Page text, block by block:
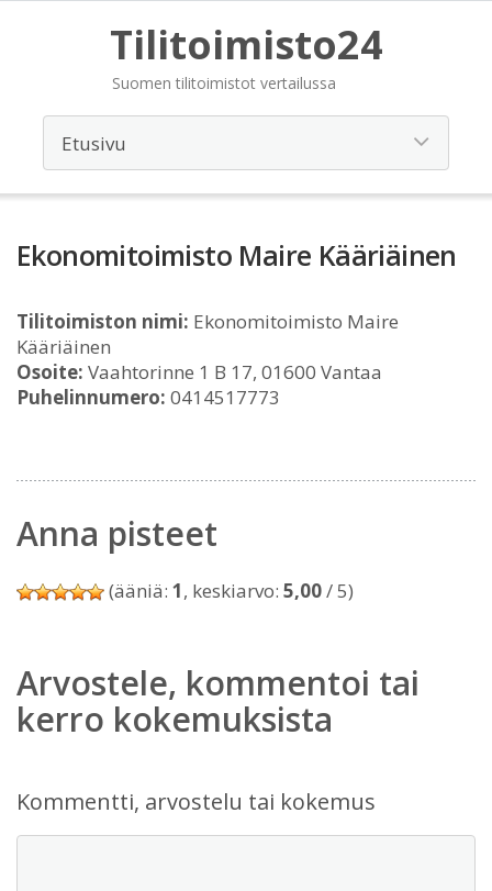
Tilitoimisto24
Suomen tilitoimistot vertailussa
Ekonomitoimisto Maire Kääriäinen
Tilitoimiston nimi: Ekonomitoimisto Maire
Kääriäinen
Osoite: Vaahtorinne 1 B 17, 01600 Vantaa
Puhelinnumero: 0414517773
Anna pisteet
(ääniä: 1, keskiarvo: 5,00/ 5)
Arvostele, kommentoi tai
kerro kokemuksista
Kommentti, arvostelu tai kokemus